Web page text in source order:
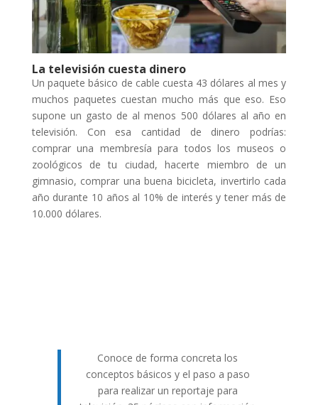
La televisión cuesta dinero
Un paquete básico de cable cuesta 43 dólares al mes y
muchos paquetes cuestan mucho más que eso. Eso
supone un gasto de al menos 500 dólares al año en
televisión. Con esa cantidad de dinero podrías:
comprar una membresía para todos los museos o
zoológicos de tu ciudad, hacerte miembro de un
gimnasio, comprar una buena bicicleta, invertirlo cada
año durante 10 años al 10% de interés y tener más de
10.000 dólares.
Conoce de forma concreta los
conceptos básicos y el paso a paso
para realizar un reportaje para